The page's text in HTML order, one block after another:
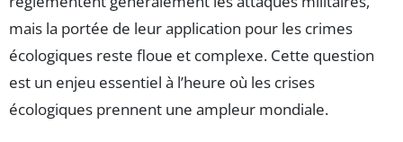
mais la portée de leur application pour les crimes
écologiques reste floue et complexe. Cette question
est un enjeu essentiel à l’heure où les crises
écologiques prennent une ampleur mondiale.